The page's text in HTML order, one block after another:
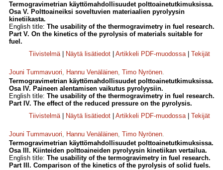
Termogravimetrian käyttömahdollisuudet polttoainetutkimuksissa.
Osa V. Polttoaineiksi soveltuvien materiaalien pyrolyysin
kinetiikasta.
English title: The usability of the thermogravimetry in fuel research.
Part V. On the kinetics of the pyrolysis of materials suitable for
fuel.
Tiivistelmä| Näytä lisätiedot Artikkeli PDF-muodossa| Tekijät
Jouni Tummavuori, Hannu Venäläinen, Timo Nyrönen.
Termogravimetrian käyttömahdollisuudet polttoainetutkimuksissa.
Osa IV. Paineen alentamisen vaikutus pyrolyysiin.
English title: The usability of the thermogravimetry in fuel research.
Part IV. The effect of the reduced pressure on the pyrolysis.
Tiivistelmä| Näytä lisätiedot Artikkeli PDF-muodossa| Tekijät
Jouni Tummavuori, Hannu Venäläinen, Timo Nyrönen.
Termogravimetrian käyttömahdollisuudet polttoainetutkimuksissa.
Osa III. Kiinteiden polttoaineiden pyrolyysin kinetiikan vertailua.
English title: The usability of the termogravimetry in fuel research.
Part III. Comparison of the kinetics of the pyrolysis of solid fuels.